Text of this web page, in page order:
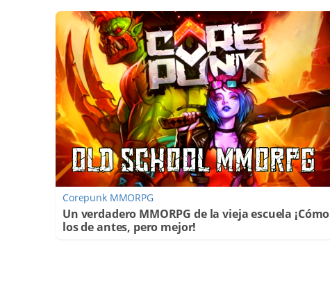
Corepunk MMORPG
Un verdadero MMORPG de la vieja escuela ¡Cómo
los de antes, pero mejor!